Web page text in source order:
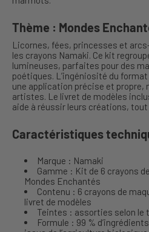
Thème : Mondes
Licornes, fées, princesses et
les crayons Namaki. Ce kit
lumineuses, parfaites pour des
poétiques. L’ingéniosité du format
une application précise et propre,
artistes. Le livret de modèles
aide à réussir leurs créations, tout
Caractéristiques
Marque : Namaki
Gamme : Kit de 6 crayons
Mondes Enchantés
Contenu : 6 crayons de
livret de modèles
Teintes : assorties selon le
Formule : 99 %